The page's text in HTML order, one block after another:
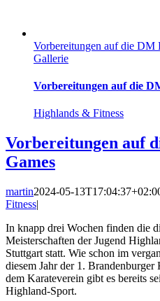
Vorbereitungen auf die DM
Gallerie
Vorbereitungen auf die
Highlands & Fitness
Vorbereitungen auf
Games
martin2024-05-
Fitness|
In knapp drei Wochen finden die
Meisterschaften der Jugend
Stuttgart statt. Wie schon im
diesem Jahr der 1.
dem Karateverein gibt es bereits
Highland-Sport.